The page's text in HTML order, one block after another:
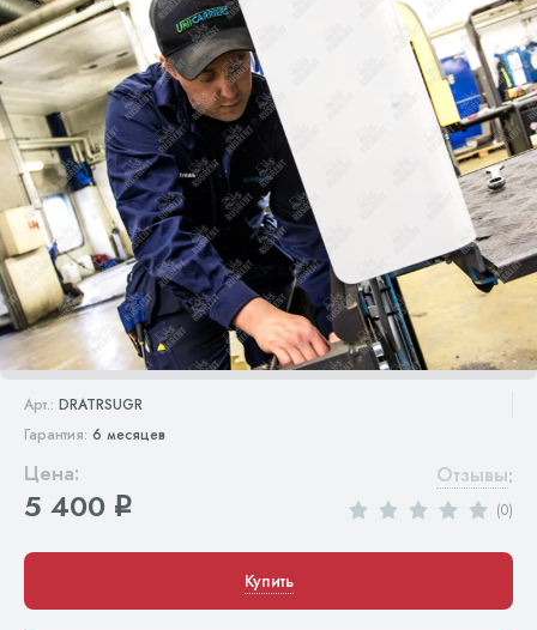
Арт.: DRATRSUGR
Гарантия: 6 месяцев
Цена:
5 400 q
Отзывы:
(0)
Купить